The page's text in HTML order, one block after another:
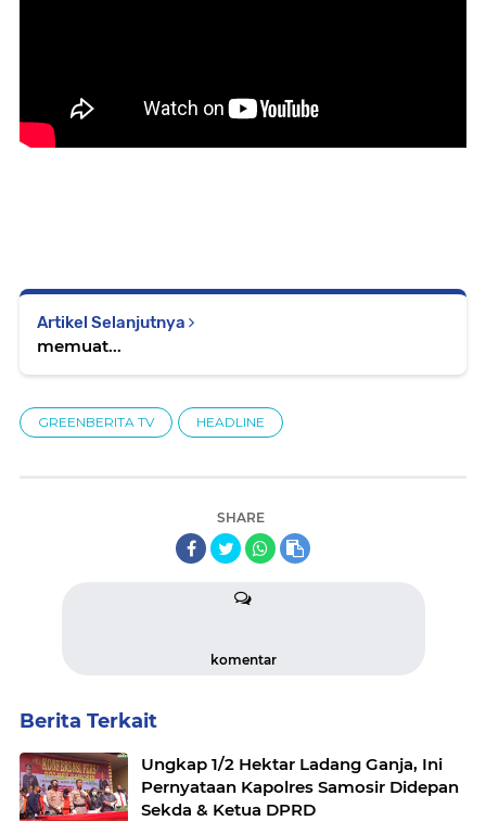
Artikel Selanjutnya
memuat...
GREENBERITA TV HEADLINE
SHARE
komentar
Berita Terkait
Ungkap 1/2 Hektar Ladang Ganja, Ini
Pernyataan Kapolres Samosir Didepan
Sekda & Ketua DPRD